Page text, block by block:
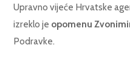
Upravno vijeće Hrvatske
izreklo je opomenu
Podravke.